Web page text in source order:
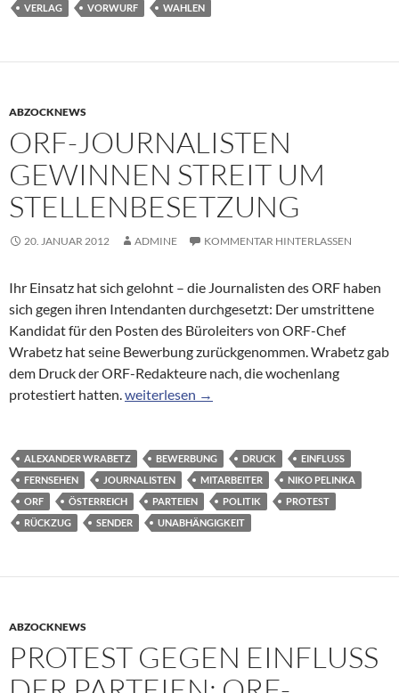
VERLAG
VORWURF WAHLEN
ABZOCKNEWS
ORF-JOURNALISTEN
GEWINNEN STREIT UM
STELLENBESETZUNG
20. JANUAR 2012 ADMINE KOMMENTAR HINTERLASSEN
Ihr Einsatz hat sich gelohnt – die Journalisten des ORF haben
sich gegen ihren Intendanten durchgesetzt: Der umstrittene
Kandidat für den Posten des Büroleiters von ORF-Chef
Wrabetz hat seine Bewerbung zurückgenommen. Wrabetz gab
dem Druck der ORF-Redakteure nach, die wochenlang
protestiert hatten.ORF-Journalisten gewinnen Streit um
weiterlesen →
ALEXANDER WRABETZ BEWERBUNG DRUCK
EINFLUSS
FERNSEHEN
JOURNALISTEN MITARBEITER
NIKO PELINKA
ORF
ÖSTERREICH PARTEIEN POLITIK
PROTEST
RÜCKZUG
SENDER UNABHÄNGIGKEIT
ABZOCKNEWS
PROTEST GEGEN EINFLUSS